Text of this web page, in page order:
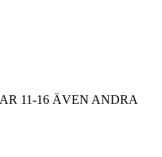
11-16 ÄVEN ANDRA